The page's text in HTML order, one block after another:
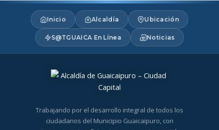
Inicio Alcaldía Ubicación
S@TGUAICA En Línea Noticias
Trabajando por el desarrollo integral de todos los
ciudadanos del Municipio Guaicaipuro, con